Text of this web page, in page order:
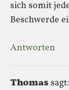
sich somit
Beschwerde
Antworten
Thomassagt: